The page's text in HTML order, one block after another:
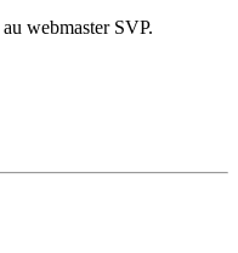
au webmaster SVP.